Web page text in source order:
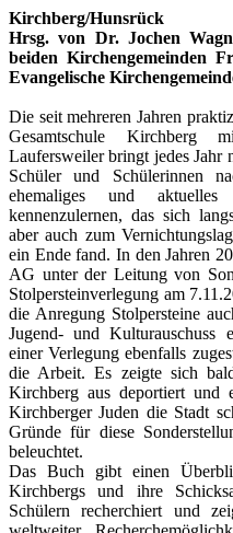
Kirchberg/Hunsrück
Hrsg. von Dr. Jochen
beiden Kirchengemeinden
Evangelische
Die seit mehreren Jahren
Gesamtschule Kirchberg
Laufersweiler bringt jedes Jahr
Schüler und Schülerinnen
ehemaliges und
kennenzulernen, das sich
aber auch zum
ein Ende fand. In den Jahren
AG unter der Leitung von
Stolpersteinverlegung am
die Anregung Stolpersteine
Jugend- und Kulturauschuss
einer Verlegung ebenfalls
die Arbeit. Es zeigte sich
Kirchberg aus deportiert und
Kirchberger Juden die Stadt
Gründe für diese
beleuchtet.
Das Buch gibt einen
Kirchbergs und ihre
Schülern recherchiert und